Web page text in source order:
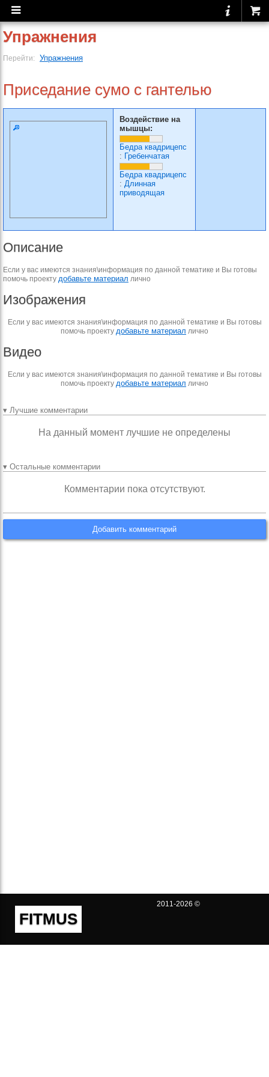
Упражнения
Перейти: Упражнения
Приседание сумо с гантелью
Воздействие на
мышцы:
Бедра квадрицепс
: Гребенчатая
Бедра квадрицепс
: Длинная
приводящая
Описание
Если у вас имеются знания\информация по данной тематике и Вы готовы
помочь проекту добавьте материал лично
Изображения
Если у вас имеются знания\информация по данной тематике и Вы готовы
помочь проекту добавьте материал лично
Видео
Если у вас имеются знания\информация по данной тематике и Вы готовы
помочь проекту добавьте материал лично
▾ Лучшие комментарии
На данный момент лучшие не определены
▾ Остальные комментарии
Комментарии пока отсутствуют.
Добавить комментарий
FITMUS
2011-2026 ©